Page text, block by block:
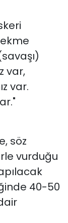
var,
var.
söz
vurduğu
40-50